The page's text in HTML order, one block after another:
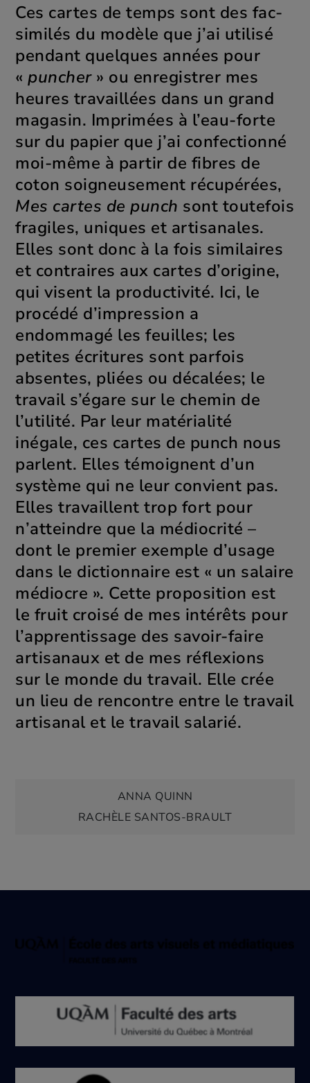
Ces cartes de temps sont des fac-
similés du modèle que j’ai utilisé
pendant quelques années pour
«puncher» ou enregistrer mes
heures travaillées dans un grand
magasin. Imprimées à l’eau-forte
sur du papier que j’ai confectionné
moi-même à partir de fibres de
coton soigneusement récupérées,
Mes cartes de punch sont toutefois
fragiles, uniques et artisanales.
Elles sont donc à la fois similaires
et contraires aux cartes d’origine,
qui visent la productivité. Ici, le
procédé d’impression a
endommagé les feuilles; les
petites écritures sont parfois
absentes, pliées ou décalées; le
travail s’égare sur le chemin de
l’utilité. Par leur matérialité
inégale, ces cartes de punch nous
parlent. Elles témoignent d’un
système qui ne leur convient pas.
Elles travaillent trop fort pour
n’atteindre que la médiocrité –
dont le premier exemple d’usage
dans le dictionnaire est « un salaire
médiocre ». Cette proposition est
le fruit croisé de mes intérêts pour
l’apprentissage des savoir-faire
artisanaux et de mes réflexions
sur le monde du travail. Elle crée
un lieu de rencontre entre le travail
artisanal et le travail salarié.
Navigation
ANNA QUINN
RACHÈLE SANTOS-BRAULT